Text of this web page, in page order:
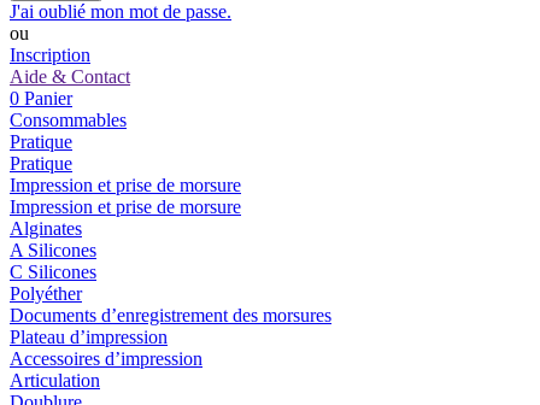
J'ai oublié mon mot de passe.
ou
Inscription
Aide & Contact
0 Panier
Consommables
Pratique
Pratique
Impression et prise de morsure
Impression et prise de morsure
Alginates
A Silicones
C Silicones
Polyéther
Documents d’enregistrement des morsures
Plateau d’impression
Accessoires d’impression
Articulation